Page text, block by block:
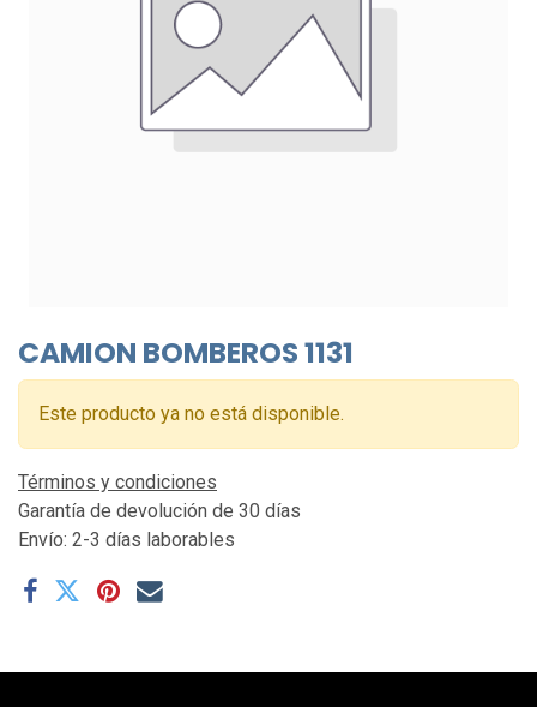
CAMION BOMBEROS 1131
Este producto ya no está disponible.
Términos y condiciones
Garantía de devolución de 30 días
Envío: 2-3 días laborables